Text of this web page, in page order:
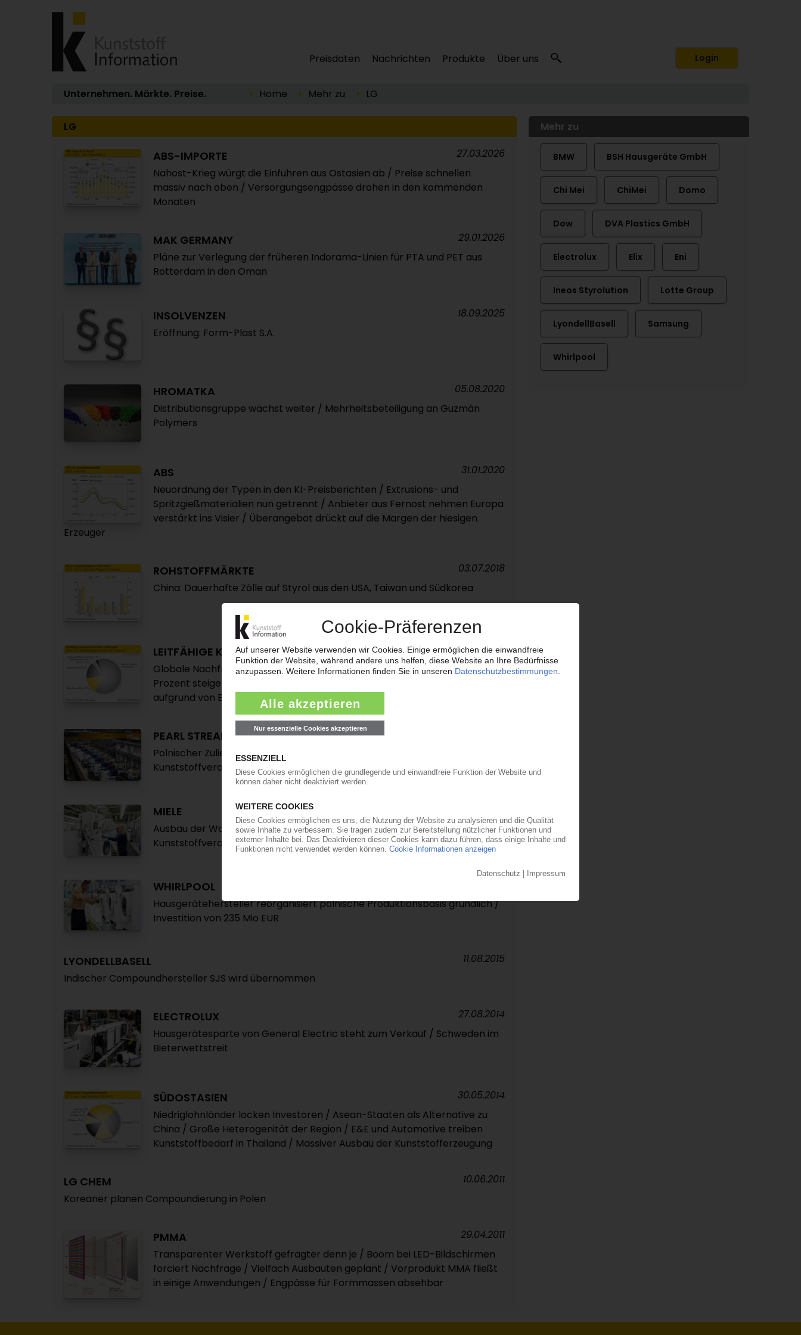
Preisdaten Nachrichten Produkte Über uns Login
Unternehmen. Märkte. Preise. Home Mehr zu LG
LG
ABS-IMPORTE
Nahost-Krieg würgt die Einfuhren aus Ostasien ab / Preise schnellen
massiv nach oben / Versorgungsengpässe drohen in den kommenden
Monaten
27.03.2026
MAK GERMANY
Pläne zur Verlegung der früheren Indorama-Linien für PTA und PET aus
Rotterdam in den Oman
29.01.2026
INSOLVENZEN
Eröffnung: Form-Plast S.A.
18.09.2025
HROMATKA
Distributionsgruppe wächst weiter / Mehrheitsbeteiligung an Guzmán
Polymers
05.08.2020
ABS
Neuordnung der Typen in den KI-Preisberichten / Extrusions- und
Spritzgießmaterialien nun getrennt / Anbieter aus Fernost nehmen Europa
verstärkt ins Visier / Überangebot drückt auf die Margen der hiesigen
Erzeuger
31.01.2020
ROHSTOFFMÄRKTE
China: Dauerhafte Zölle auf Styrol aus den USA, Taiwan und Südkorea
03.07.2018
LEITFÄHIGE KUNSTSTOFFE
Globale Nachfrage nach leitfähigen Folien wird bis 2027 jährlich um 7
Prozent steigen / Nachfrage-Einbruch um 2022 erwartet / Höhere Preise
aufgrund von Engpässen in der Lieferkette / Smithers Rapra-Bericht
29.11.2017
PEARL STREAM
Polnischer Zulieferer übernimmt insolvente Burkhardt
Kunststoffverarbeitung / Teilverlagerung nach Polen
MIELE
Ausbau der Waschmaschinen-Produktion / Werk mit
Kunststoffverarbeitung in Polen / Investition in Gütersloh
WHIRLPOOL
Hausgerätehersteller reorganisiert polnische Produktionsbasis gründlich /
Investition von 235 Mio EUR
LYONDELLBASELL
Indischer Compoundhersteller SJS wird übernommen
11.08.2015
ELECTROLUX
Hausgerätesparte von General Electric steht zum Verkauf / Schweden im
Bieterwettstreit
27.08.2014
SÜDOSTASIEN
Niedriglohnländer locken Investoren / Asean-Staaten als Alternative zu
China / Große Heterogenität der Region / E&E und Automotive treiben
Kunststoffbedarf in Thailand / Massiver Ausbau der Kunststofferzeugung
30.05.2014
LG CHEM
Koreaner planen Compoundierung in Polen
10.06.2011
PMMA
Transparenter Werkstoff gefragter denn je / Boom bei LED-Bildschirmen
forciert Nachfrage / Vielfach Ausbauten geplant / Vorprodukt MMA fließt
in einige Anwendungen / Engpässe für Formmassen absehbar
29.04.2011
Mehr zu
BMW BSH Hausgeräte GmbH
Chi Mei ChiMei Domo
Dow DVA Plastics GmbH
Electrolux Elix Eni
Ineos Styrolution Lotte Group
LyondellBasell Samsung
Whirlpool